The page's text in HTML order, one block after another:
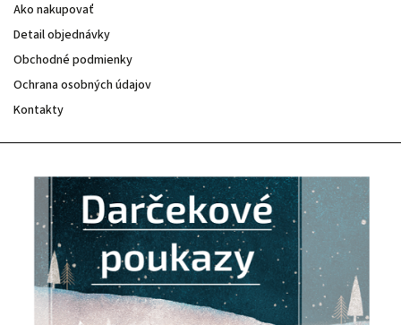
Ako nakupovať
Detail objednávky
Obchodné podmienky
Ochrana osobných údajov
Kontakty